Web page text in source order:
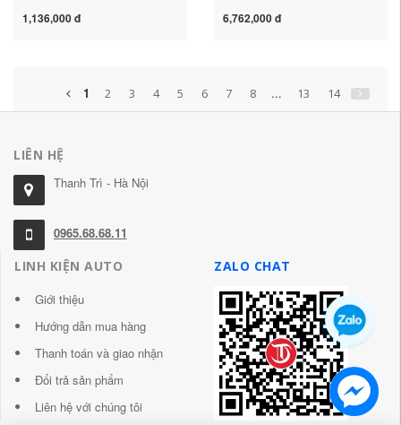
Sea View Panda GC7 đĩa
1,136,000 đ
dập đứt
6,762,000 đ
1 2 3 4 5 6 7 8 ... 13 14
LIÊN HỆ
Thanh Trì - Hà Nội
0965.68.68.11
LINH KIỆN AUTO
Giới thiệu
Hướng dẫn mua hàng
Thanh toán và giao nhận
Đổi trả sản phẩm
Liên hệ với chúng tôi
ZALO CHAT